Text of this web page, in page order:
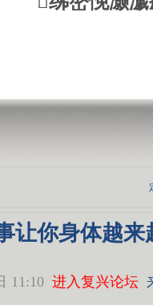
让你身体越来
11:10 进入复兴论坛